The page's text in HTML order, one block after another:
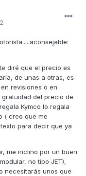
diré que el precio es
de unas a otras, es
revisiones o en
del precio de
Kymco lo regala
( creo que me
para decir que ya
me inclino por un buen
no tipo JET),
necesitarás unos que